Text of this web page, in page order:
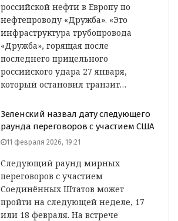
российской нефти в Европу по
нефтепроводу «Дружба». «Это
инфраструктура трубопровода
«Дружба», горящая после
последнего прицельного
российского удара 27 января,
который остановил транзит…
Зеленский назвал дату следующего
раунда переговоров с участием США
11 февраля 2026, 19:21
Следующий раунд мирных
переговоров с участием
Соединённых Штатов может
пройти на следующей неделе, 17
или 18 февраля. На встрече